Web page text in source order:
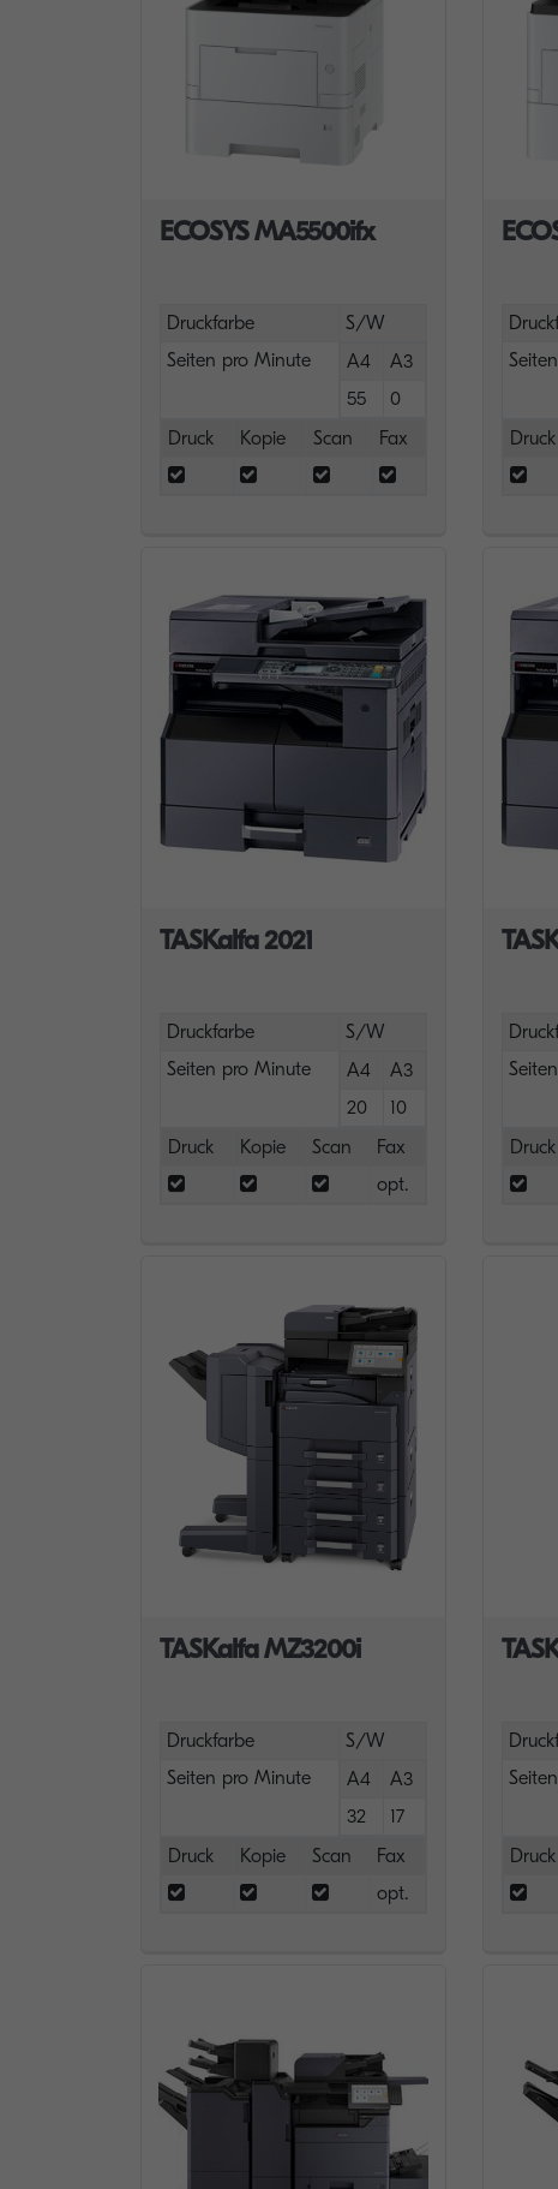
ECOSYS MA5500ifx
Druckfarbe
S/W
Seiten pro Minute
A4
A3
55
0
Druck
Kopie Scan Fax
Druck
TASKalfa 2021
Druckfarbe
S/W
Seiten pro Minute
A4
A3
20
10
Druck
Kopie Scan
Fax
opt.
Druck
TASKalfa MZ3200i
Druckfarbe
S/W
Seiten pro Minute
A4
A3
32
17
Druck
Kopie Scan
Fax
opt.
Druck